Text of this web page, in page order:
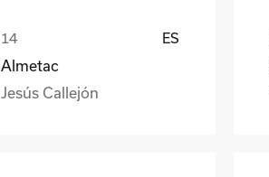
ES
Almetac
Jesús Callejón